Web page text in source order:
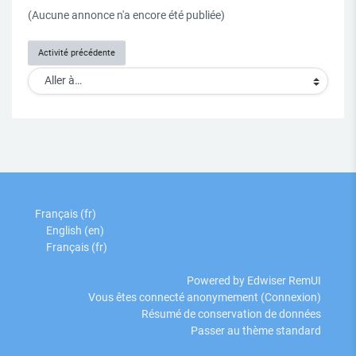
(Aucune annonce n'a encore été publiée)
Activité précédente
Aller à…
Français ‎(fr)‎
English ‎(en)‎
Français ‎(fr)‎
Powered by Edwiser RemUI
Vous êtes connecté anonymement (Connexion)
Résumé de conservation de données
Passer au thème standard